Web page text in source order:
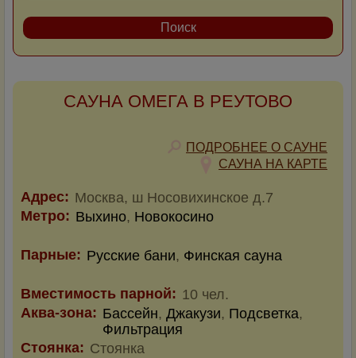
САУНА ОМЕГА В РЕУТОВО
ПОДРОБНЕЕ О САУНЕ
САУНА НА КАРТЕ
Адрес: Москва, ш Носовихинское д.7
Метро: Выхино, Новокосино
Парные: Русские бани, Финская сауна
Вместимость парной: 10 чел.
Аква-зона: Бассейн, Джакузи, Подсветка,
Фильтрация
Стоянка: Стоянка